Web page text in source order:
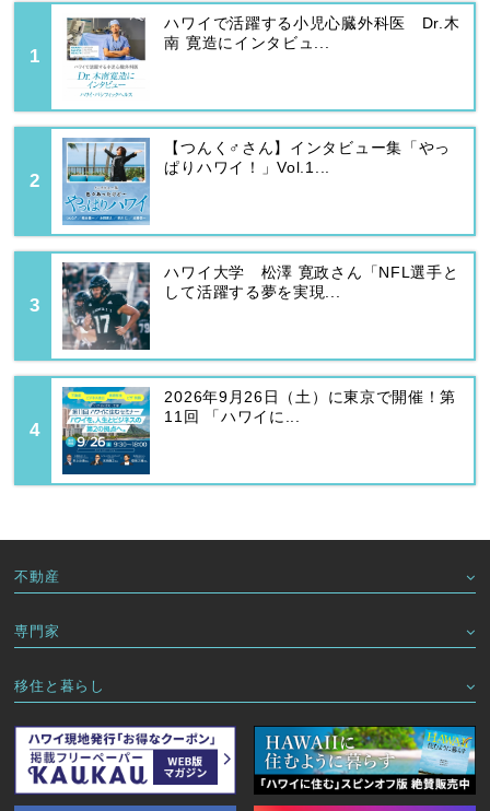
ハワイで活躍する小児心臓外科医 Dr.木
南 寛造にインタビュ...
【つんく♂さん】インタビュー集「やっ
ぱりハワイ！」Vol.1...
ハワイ大学 松澤 寛政さん「NFL選手と
して活躍する夢を実現...
2026年9月26日（土）に東京で開催！第
11回 「ハワイに...
不動産
専門家
移住と暮らし